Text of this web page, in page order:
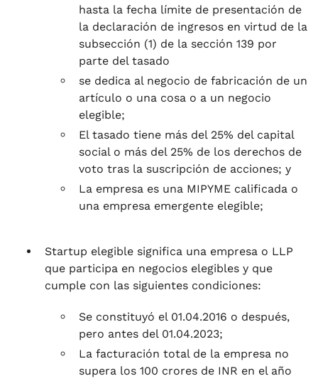
hasta la fecha límite de presentación de
la declaración de ingresos en virtud de la
subsección (1) de la sección 139 por
parte del tasado
se dedica al negocio de fabricación de un
artículo o una cosa o a un negocio
elegible;
El tasado tiene más del 25% del capital
social o más del 25% de los derechos de
voto tras la suscripción de acciones; y
La empresa es una MIPYME calificada o
una empresa emergente elegible;
Startup elegible significa una empresa o LLP
que participa en negocios elegibles y que
cumple con las siguientes condiciones:
Se constituyó el 01.04.2016 o después,
pero antes del 01.04.2023;
La facturación total de la empresa no
supera los 100 crores de INR en el año